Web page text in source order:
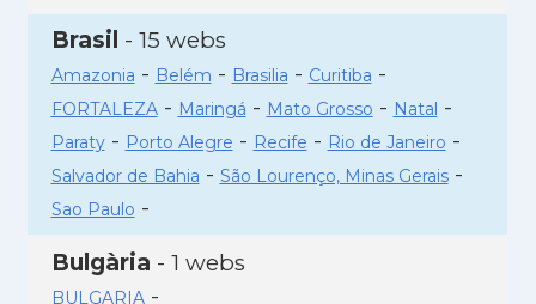
Brasil - 15 webs
Amazonia - Belém - Brasilia - Curitiba -
FORTALEZA- Maringá - Mato Grosso - Natal -
Paraty- Porto Alegre - Recife - Rio de Janeiro -
Salvador de Bahia - São Lourenço, Minas Gerais-
Sao Paulo -
Bulgària - 1 webs
BULGARIA-